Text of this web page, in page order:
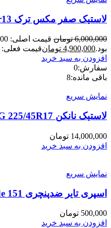
لاستیک صفر مکس ترک MAXTREK 175/60r13
6,000,000 تومان
بود.4,900,000 تومانقیمت فعلی: 4,900,000 تومان.
افزودن به سبد خرید
سفارش:0
باقی مانده:8
نمایش سریع
لاستیک نانکن NANKANG 225/45R17 تایوان
14,000,000 تومان
افزودن به سبد خرید
نمایش سریع
اسپری تایر ضدپنچری CarPride 151 ایرلند
500,000 تومان
افزودن به سبد خرید